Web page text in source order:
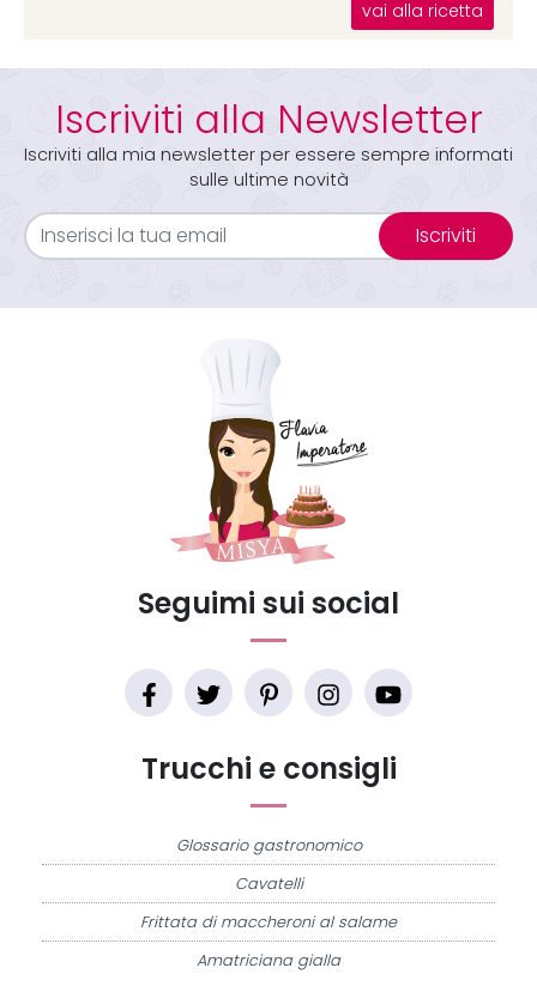
vai alla ricetta
Iscriviti alla Newsletter
Iscriviti alla mia newsletter per essere sempre informati
sulle ultime novità
Iscriviti
Trucchi e consigli
Glossario gastronomico
Cavatelli
Frittata di maccheroni al salame
Amatriciana gialla
Seguimi sui social